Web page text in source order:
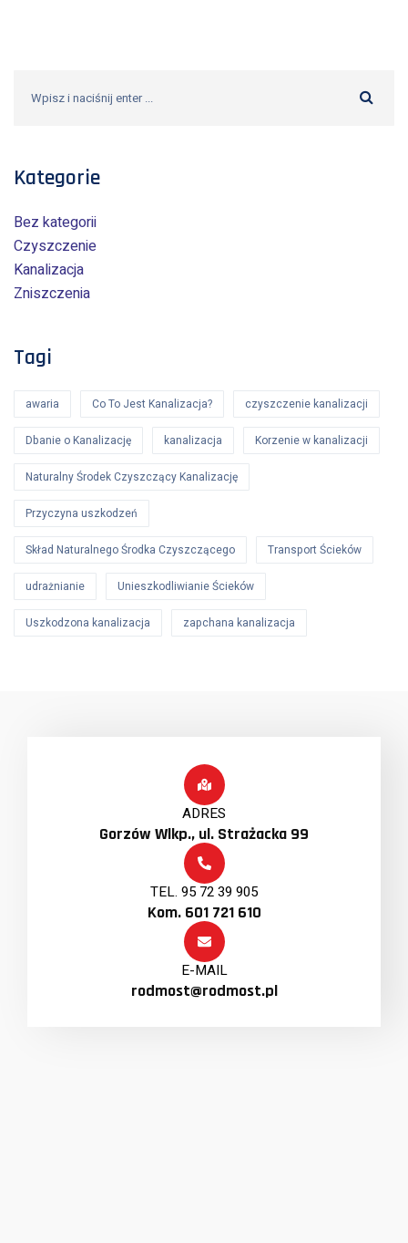
Kategorie
Bez kategorii
Czyszczenie
Kanalizacja
Zniszczenia
Tagi
awaria Co To Jest Kanalizacja? czyszczenie kanalizacji
Dbanie o Kanalizację kanalizacja Korzenie w kanalizacji
Naturalny Środek Czyszczący Kanalizację
Przyczyna uszkodzeń
Skład Naturalnego Środka Czyszczącego Transport Ścieków
udrażnianie Unieszkodliwianie Ścieków
Uszkodzona kanalizacja zapchana kanalizacja
ADRES
Gorzów Wlkp., ul. Strażacka 99
TEL. 95 72 39 905
Kom. 601 721 610
E-MAIL
rodmost@rodmost.pl